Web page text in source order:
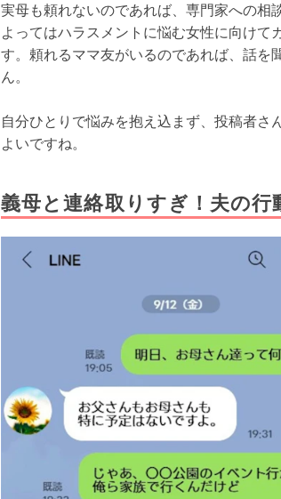
実母も頼れないのであれば、専門家への相
よってはハラスメントに悩む女性に向けて
す。頼れるママ友がいるのであれば、話
ん。
自分ひとりで悩みを抱え込まず、投稿者さ
よいですね。
義母と連絡取りすぎ！夫の行